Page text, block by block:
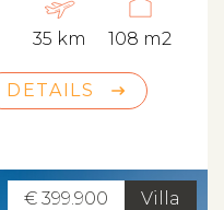
35 km 108 m2
DETAILS
Villa
€ 399.900